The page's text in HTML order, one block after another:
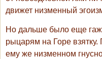
движет низменный
Но дальше было еще
рыцарям на Горе взятку.
ему же низменном